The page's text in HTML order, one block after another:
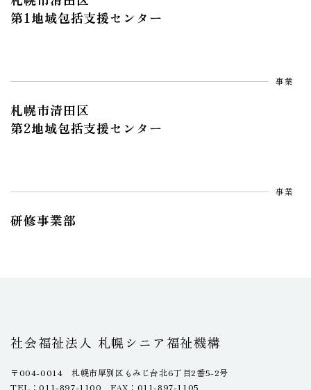
第1地域包括支援センター
事業
札幌市清田区
第2地域包括支援センター
事業
研修事業部
社会福祉法人 札幌シニア福祉機構
〒004-0014 札幌市厚別区もみじ台北6丁目2番5-2号
TEL：011-897-1100 FAX：011-897-1105